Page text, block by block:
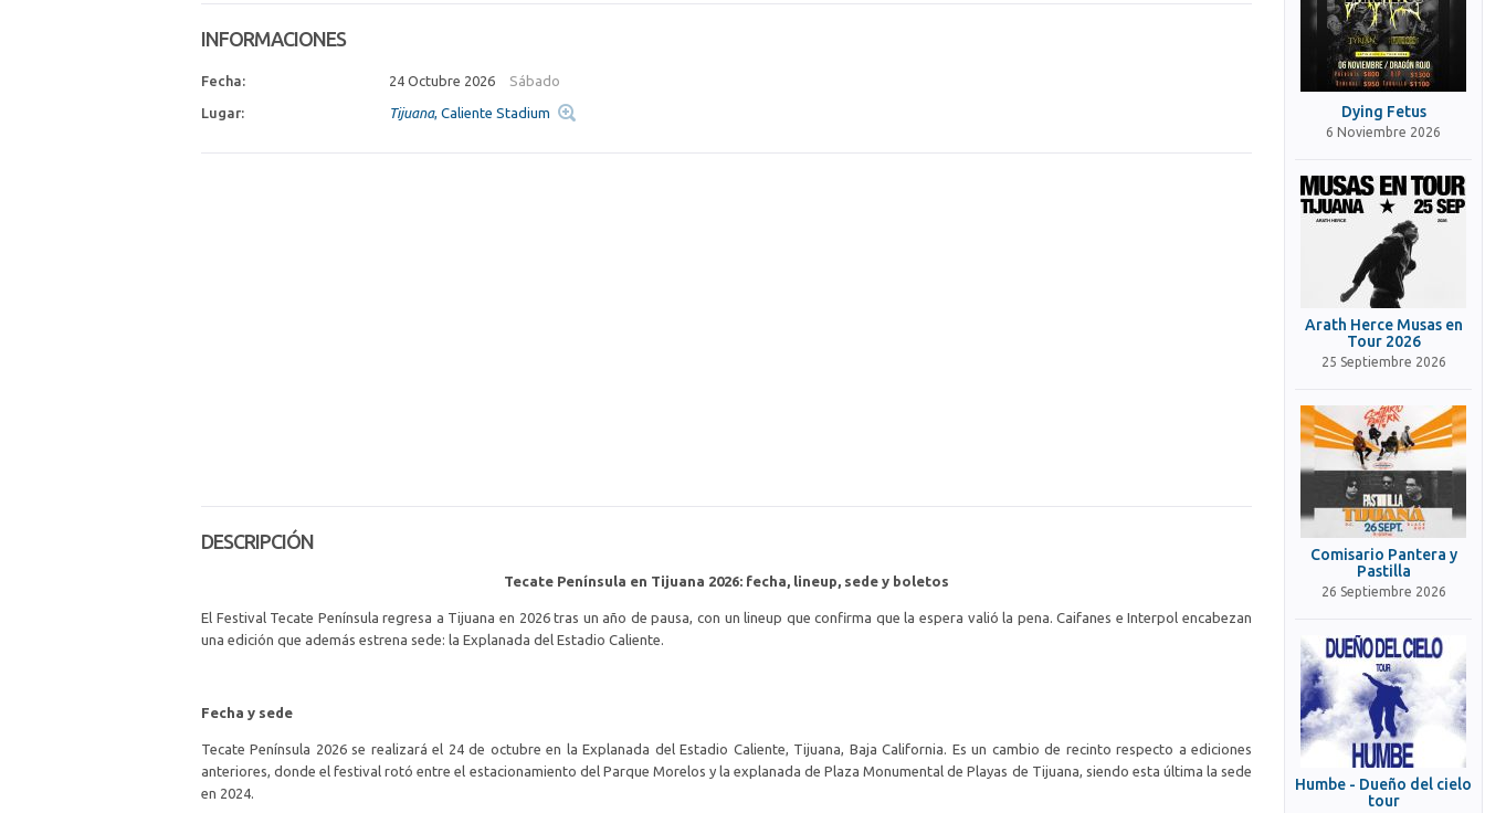
INFORMACIONES
Fecha: 24 Octubre 2026 Sábado
Lugar: Tijuana, Caliente Stadium
DESCRIPCIÓN
Tecate Península en Tijuana 2026: fecha, lineup, sede y boletos
El Festival Tecate Península regresa a Tijuana en 2026 tras un año de pausa, con un lineup que confirma que la espera valió la pena. Caifanes e Interpol encabezan
una edición que además estrena sede: la Explanada del Estadio Caliente.
Fecha y sede
Tecate Península 2026 se realizará el 24 de octubre en la Explanada del Estadio Caliente, Tijuana, Baja California. Es un cambio de recinto respecto a ediciones
anteriores, donde el festival rotó entre el estacionamiento del Parque Morelos y la explanada de Plaza Monumental de Playas de Tijuana, siendo esta última la sede
en 2024.
Dying Fetus
6 Noviembre 2026
Arath Herce Musas en
Tour 2026
25 Septiembre 2026
Comisario Pantera y
Pastilla
26 Septiembre 2026
Humbe - Dueño del cielo
tour